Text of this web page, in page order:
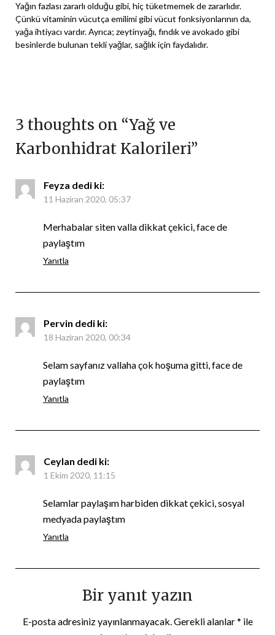
Yağın fazlası zararlı olduğu gibi, hiç tüketmemek de zararlıdır.
Çünkü vitaminin vücutça emilimi gibi vücut fonksiyonlarının da,
yağa ihtiyacı vardır. Ayrıca; zeytinyağı, fındık ve avokado gibi
besinlerde bulunan tekli yağlar, sağlık için faydalıdır.
3 thoughts on “Yağ ve
Karbonhidrat Kalorileri”
Feyza dedi ki:
11 Haziran 2020, 05:37
Merhabalar siten valla dikkat çekici, face de
paylaştım
Yanıtla
Pervin dedi ki:
18 Haziran 2020, 00:34
Selam sayfanız vallaha çok hoşuma gitti, face de
paylaştım
Yanıtla
Ceylan dedi ki:
1 Ekim 2020, 11:15
Selamlar paylaşım harbiden dikkat çekici, sosyal
medyada paylaştım
Yanıtla
Bir yanıt yazın
E-posta adresiniz yayınlanmayacak.Gerekli alanlar* ile